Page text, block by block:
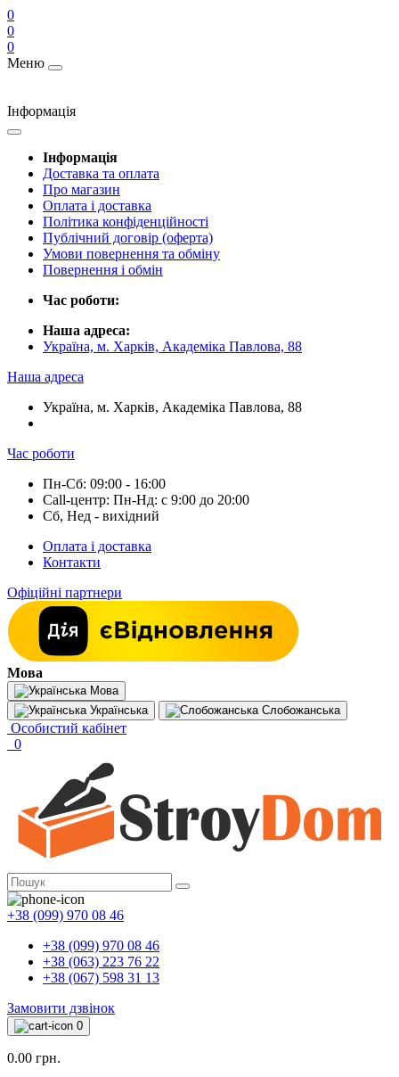
0
0
0
Меню
Інформація
Інформація
Доставка та оплата
Про магазин
Оплата і доставка
Політика конфіденційності
Публічний договір (оферта)
Умови повернення та обміну
Повернення і обмін
Час роботи:
Наша адреса:
Україна, м. Харків, Академіка Павлова, 88
Наша адреса
Україна, м. Харків, Академіка Павлова, 88
Час роботи
Пн-Сб: 09:00 - 16:00
Call-центр: Пн-Нд: с 9:00 до 20:00
Сб, Нед - вихідний
Оплата і доставка
Контакти
Офіційні партнери
Мова
Мова
Українська
Слобожанська
Особистий кабінет
0
+38 (099) 970 08 46
+38 (099) 970 08 46
+38 (063) 223 76 22
+38 (067) 598 31 13
Замовити дзвінок
0
0.00 грн.